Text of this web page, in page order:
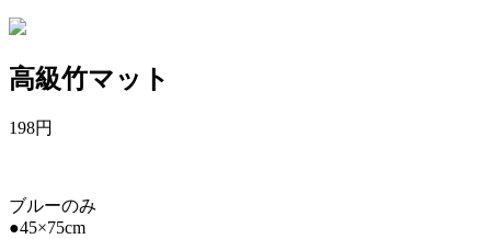
高級竹マット
198円
ブルーのみ
●45×75cm